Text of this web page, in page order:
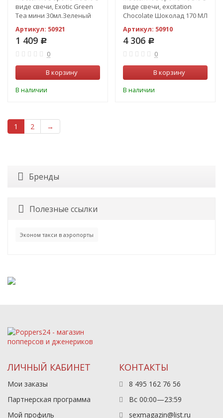
виде свечи, Exotic Green
Tea мини 30мл.Зеленый
Артикул: 50921
1 409 Р
0
В корзину
В наличии
виде свечи, excitation
Chocolate Шоколад 170 МЛ
Артикул: 50910
4 306 Р
0
В корзину
В наличии
1 2 →
Бренды
Полезные ссылки
Эконом такси в аэропорты
ЛИЧНЫЙ КАБИНЕТ
Мои заказы
Партнерская программа
Мой профиль
КОНТАКТЫ
8 495 162 76 56
Вс 00:00—23:59
sexmagazin@list.ru